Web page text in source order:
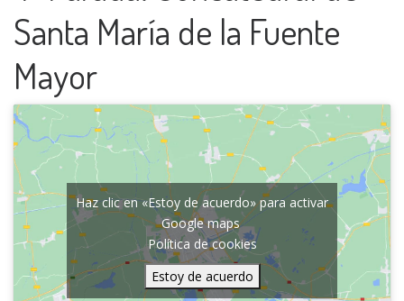
Santa María de la Fuente
Mayor
Haz clic en «Estoy de acuerdo» para activar
Google maps
Política de cookies
Estoy de acuerdo